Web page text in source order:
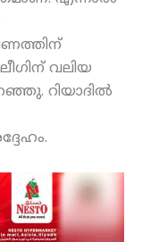
വലിയ
റിയാദില്‍